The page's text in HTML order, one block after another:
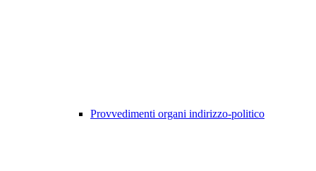
Provvedimenti organi indirizzo-politico